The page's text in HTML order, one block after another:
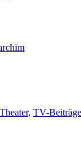
Theater, TV-Beiträge